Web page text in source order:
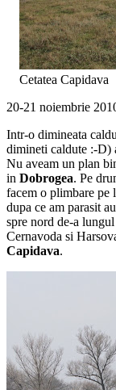
Cetatea Capidava
20-21 noiembrie
Intr-o dimineata
dimineti caldute :-D)
Nu aveam un plan
in Dobrogea. Pe
facem o plimbare pe
dupa ce am parasit
spre nord de-a
Cernavoda si
Capidava.